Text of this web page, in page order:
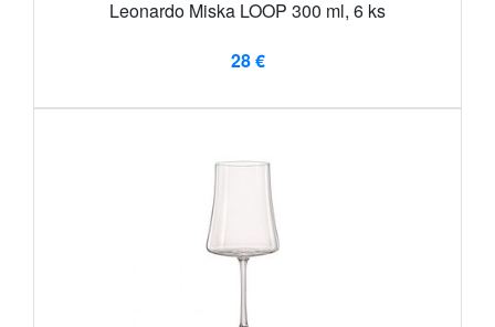
Leonardo Miska LOOP 300 ml, 6 ks
28 €